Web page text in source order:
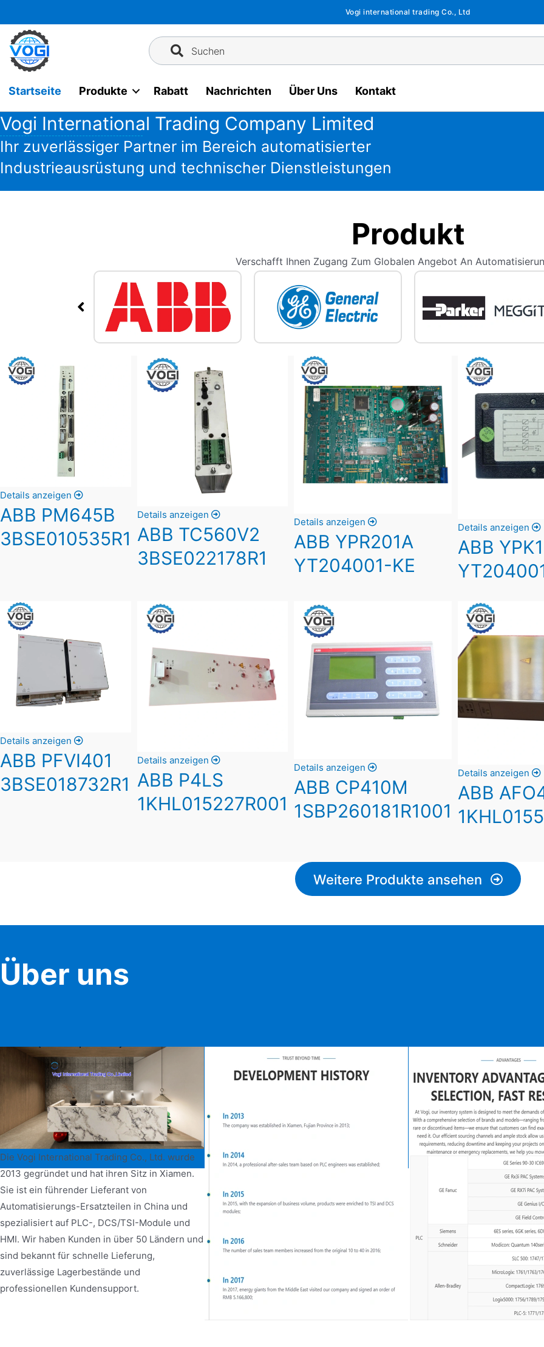
Inhalt
springen
Vogi international trading Co., Ltd
Suchen
Startseite Produkte Rabatt Nachrichten Über Uns Kontakt
Vogi International Trading Company Limited
Ihr zuverlässiger Partner im Bereich automatisierter
Industrieausrüstung und technischer Dienstleistungen
Produkt
Verschafft Ihnen Zugang Zum Globalen Angebot An
Details anzeigen
ABB PM645B
3BSE010535R1
Details anzeigen
ABB TC560V2
3BSE022178R1
Details anzeigen
ABB YPR201A
YT204001-KE
Details anzeigen
ABB
Details anzeigen
ABB PFVI401
3BSE018732R1
Details anzeigen
ABB P4LS
1KHL015227R001
Details anzeigen
ABB CP410M
1SBP260181R1001
Details anzeigen
ABB
Weitere Produkte ansehen
Über uns
Die Vogi International Trading Co., Ltd. wurde
2013 gegründet und hat ihren Sitz in Xiamen.
Sie ist ein führender Lieferant von
Automatisierungs-Ersatzteilen in China und
spezialisiert auf PLC-, DCS/TSI-Module und
HMI. Wir haben Kunden in über 50 Ländern und
sind bekannt für schnelle Lieferung,
zuverlässige Lagerbestände und
professionellen Kundensupport.